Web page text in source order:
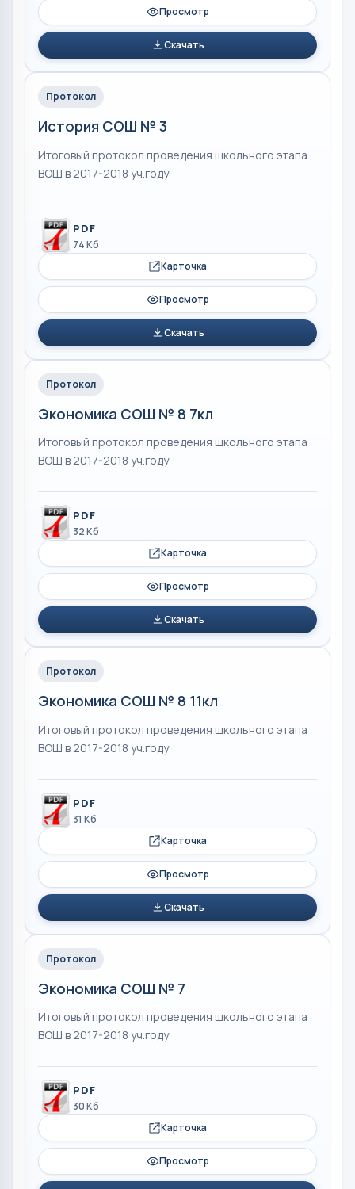
Просмотр
Скачать
Протокол
История СОШ № 3
Итоговый протокол проведения школьного этапа
ВОШ в 2017-2018 уч.году
PDF
74 Кб
Карточка
Просмотр
Скачать
Протокол
Экономика СОШ № 8 7кл
Итоговый протокол проведения школьного этапа
ВОШ в 2017-2018 уч.году
PDF
32 Кб
Карточка
Просмотр
Скачать
Протокол
Экономика СОШ № 8 11кл
Итоговый протокол проведения школьного этапа
ВОШ в 2017-2018 уч.году
PDF
31 Кб
Карточка
Просмотр
Скачать
Протокол
Экономика СОШ № 7
Итоговый протокол проведения школьного этапа
ВОШ в 2017-2018 уч.году
PDF
30 Кб
Карточка
Просмотр